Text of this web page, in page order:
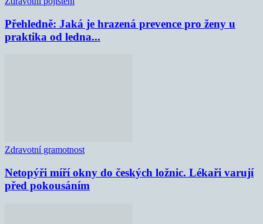
Přehledně: Jaká je hrazená prevence pro ženy u
praktika od ledna...
Zdravotní gramotnost
Netopýři míří okny do českých ložnic. Lékaři varují
před pokousáním